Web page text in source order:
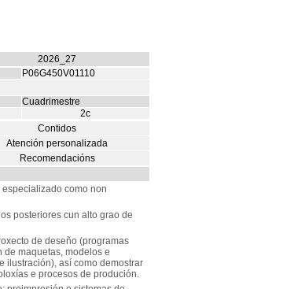
2026_27
P06G450V01110
Cuadrimestre
2c
Contidos
Atención personalizada
Recomendacións
como non
posteriores cun alto grao de
de deseño (programas
de maquetas, modelos e
ilustración), así como demostrar
e procesos de produción.